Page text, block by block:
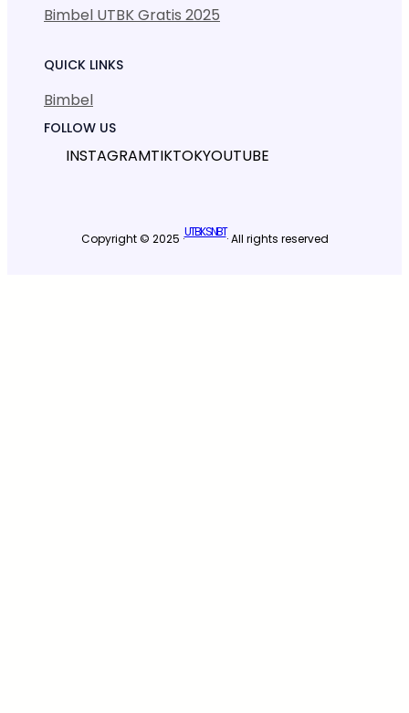
Bimbel UTBK Gratis 2025
QUICK LINKS
Bimbel
FOLLOW US
INSTAGRAMTIKTOKYOUTUBE
Copyright © 2025 ·UTBK SNBT· All rights reserved